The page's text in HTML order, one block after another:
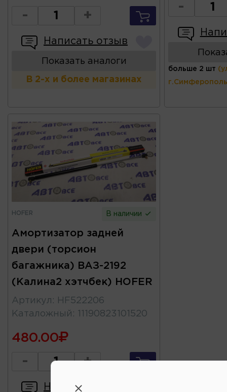
- +
Написать отзыв
Показать аналоги
В 2-х и более магазинах
-
больше 2 шт
HOFER В наличии
Амортизатор задней
двери (торсион
багажника) ВАЗ-2192
(Калина2 хэтчбек) HOFER
Артикул :
HF522206
Каталожный : 11190823101520
480.00
- +
Написать отзыв